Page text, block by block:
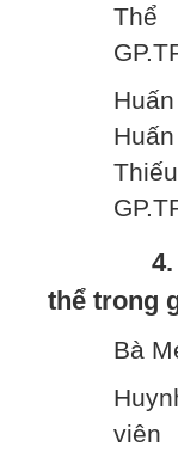
Thể
4.
thể trong
Bà
viên